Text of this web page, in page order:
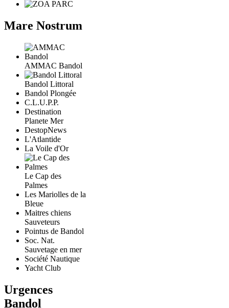
Mare Nostrum
AMMAC Bandol
Bandol Littoral
Bandol Plongée
C.L.U.P.P.
Destination
Planete Mer
DestopNews
L'Atlantide
La Voile d'Or
Le Cap des
Palmes
Les Mariolles de la
Bleue
Maitres chiens
Sauveteurs
Pointus de Bandol
Soc. Nat.
Sauvetage en mer
Société Nautique
Yacht Club
Urgences
Bandol